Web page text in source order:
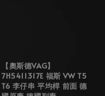
【奧斯德VAG】
7H5411317E 福斯 VW T5
T6 李仔串 平均桿 前面 德